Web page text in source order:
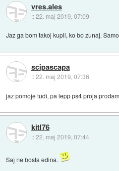
vres.ales
::22. maj 2019, 07:09
Jaz ga bom takoj kupil, ko bo zunaj.
scipascapa
::22. maj 2019, 07:36
jaz pomoje tudi, pa lepp ps4 proja
kitl76
::22. maj 2019, 07:44
Saj ne bosta edina.